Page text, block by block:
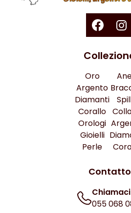
Oro
Argento
Diamanti
Corallo
Orologi
Gioielli
Perle
Contatto
Chiamaci
055 068